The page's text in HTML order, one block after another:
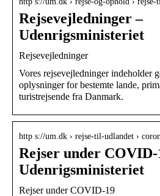
Rejsevejledninger –
Udenrigsministeriet
Rejsevejledninger
Vores rejsevejledninger indeholder
oplysninger for bestemte lande,
turistrejsende fra Danmark.
http s://um.dk › rejse-til-udlandet ›
Rejser under COVID-
Udenrigsministeriet
Rejser under COVID-19